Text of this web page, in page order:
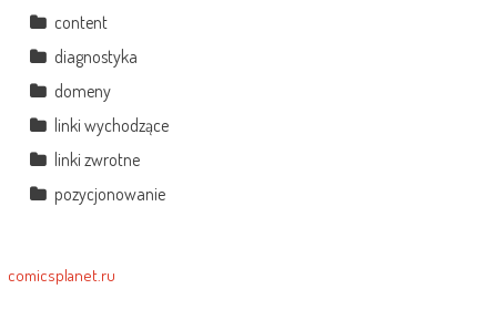
content
diagnostyka
domeny
linki wychodzące
linki zwrotne
pozycjonowanie
comicsplanet.ru